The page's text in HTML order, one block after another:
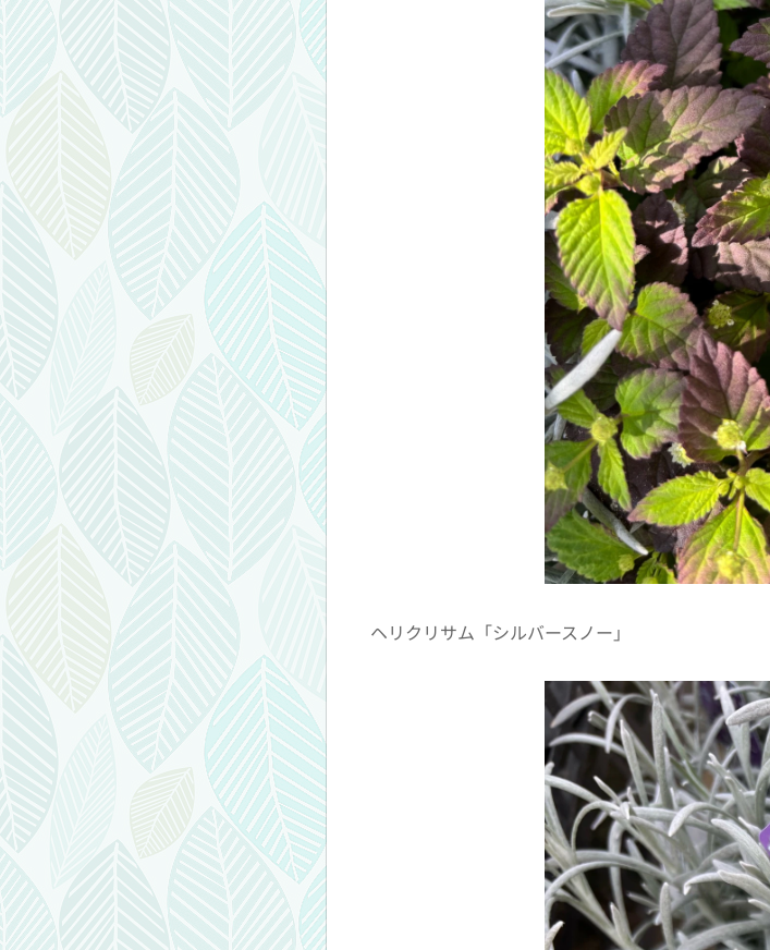
ヘリクリサム「シルバースノー」